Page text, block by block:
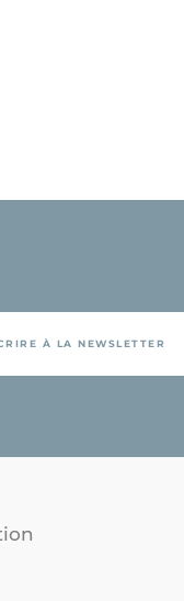
À LA NEWSLETTER